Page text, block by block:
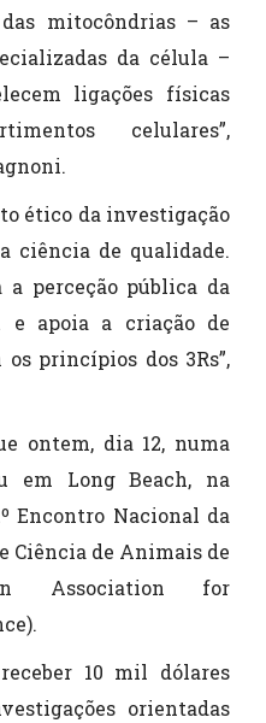
das mitocôndrias – as
da célula –
ligações físicas
celulares”,
ético da investigação
ciência de qualidade.
perceção pública da
e apoia a criação de
princípios dos 3Rs”,
ontem, dia 12, numa
em Long Beach, na
Encontro Nacional da
Ciência de Animais de
Association for
10 mil dólares
orientadas